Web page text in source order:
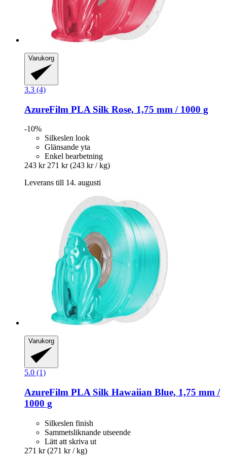
Varukorg
3.3 (4)
AzureFilm PLA Silk Rose, 1,75 mm / 1000 g
-10%
Silkeslen look
Glänsande yta
Enkel bearbetning
243 kr 271 kr (243 kr / kg)
Leverans till 14. augusti
Varukorg
5.0 (1)
AzureFilm PLA Silk Hawaiian Blue, 1,75 mm /
1000 g
Silkeslen finish
Sammetsliknande utseende
Lätt att skriva ut
271 kr (271 kr / kg)